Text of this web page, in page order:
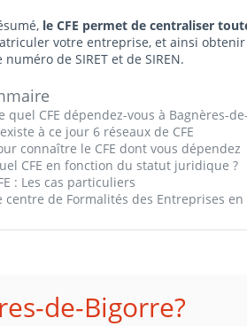
le CFE permet de centraliser
votre entreprise, et ainsi
numéro de SIRET et de SIREN.
quel CFE dépendez-vous à Bagnères-
à ce jour 6 réseaux de CFE
connaître le CFE dont vous dépendez
CFE en fonction du statut juridique ?
: Les cas particuliers
centre de Formalités des Entreprises en
de-Bigorre?